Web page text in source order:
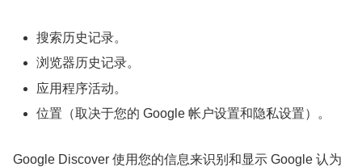
搜索历史记录。
浏览器历史记录。
应用程序活动。
位置（取决于您的 Google 帐户设置和隐私设置）。
Google Discover 使用您的信息来识别和显示 Google 认为